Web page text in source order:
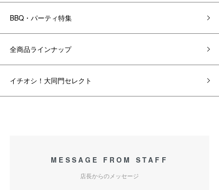
BBQ・パーティ特集
全商品ラインナップ
イチオシ！大同門セレクト
MESSAGE FROM STAFF
店長からのメッセージ